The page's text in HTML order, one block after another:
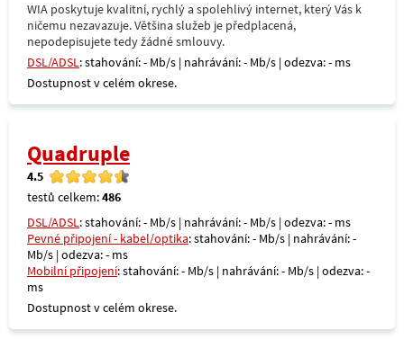
WIA poskytuje kvalitní, rychlý a spolehlivý internet, který Vás k
ničemu nezavazuje. Většina služeb je předplacená,
nepodepisujete tedy žádné smlouvy.
DSL/ADSL: stahování: - Mb/s | nahrávání: - Mb/s | odezva: - ms
Dostupnost v celém okrese.
Quadruple
4.5
testů celkem:486
DSL/ADSL: stahování: - Mb/s | nahrávání: - Mb/s | odezva: - ms
Pevné připojení - kabel/optika: stahování: - Mb/s | nahrávání: -
Mb/s | odezva: - ms
Mobilní připojení: stahování: - Mb/s | nahrávání: - Mb/s | odezva: -
ms
Dostupnost v celém okrese.